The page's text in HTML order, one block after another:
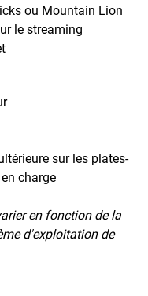
ou Mountain Lion
le streaming
sur les plates-
charge
en fonction de la
d'exploitation de